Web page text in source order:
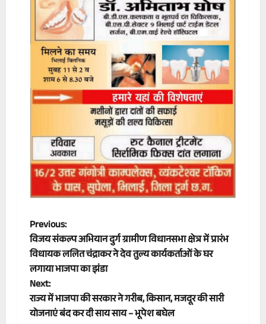
P
o
s
t
Previous:
विजय संकल्प अभियान दुर्ग ग्रामीण विधानसभा क्षेत्र में प्रारंभ
विधायक ललित चंद्राकर ने देव तुल्य कार्यकर्ताओं के घर
लगाया भाजपा का झंडा
Next:
राज्य में भाजपा की सरकार ने गरीब, किसान, मजदूर की सारी
योजनाएं बंद कर दी साय साय – भूपेश बघेल